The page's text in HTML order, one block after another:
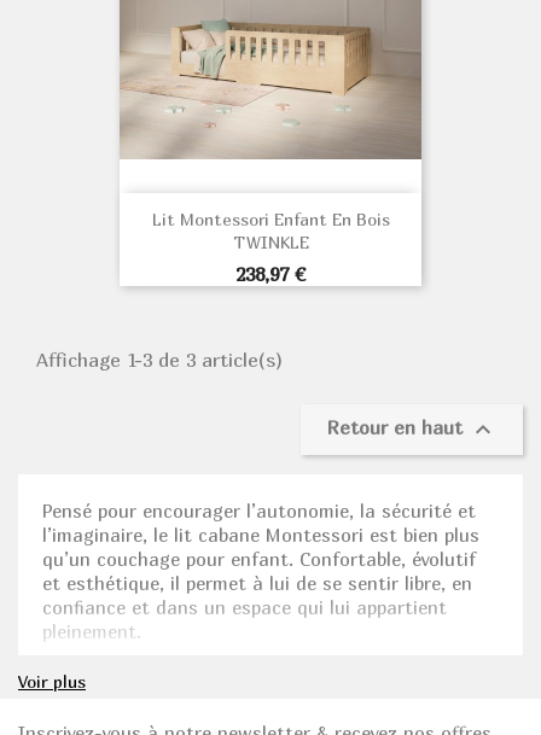
Lit Montessori Enfant En Bois
TWINKLE
Prix
238,97 €
Affichage 1-3 de 3 article(s)
Retour en haut 
Pensé pour encourager l’autonomie, la sécurité et
l’imaginaire, le lit cabane Montessori est bien plus
qu’un couchage pour enfant. Confortable, évolutif
et esthétique, il permet à lui de se sentir libre, en
confiance et dans un espace qui lui appartient
pleinement.
Inspiré de la pédagogie Montessori, ce mobilier
accompagne le développement dès le plus jeune âge,
tout en restant sûr pour la sécurité de l’enfant.
Voir plus